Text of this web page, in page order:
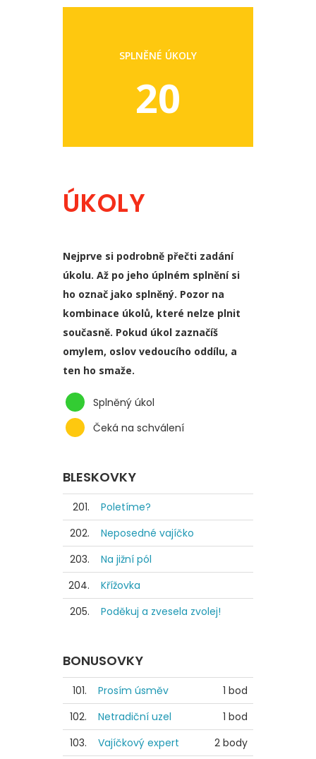
SPLNĚNÉ ÚKOLY
20
ÚKOLY
Nejprve si podrobně přečti zadání
úkolu. Až po jeho úplném splnění si
ho označ jako splněný. Pozor na
kombinace úkolů, které nelze plnit
současně. Pokud úkol zaznačíš
omylem, oslov vedoucího oddílu, a
ten ho smaže.
Splněný úkol
Čeká na schválení
BLESKOVKY
201.
Poletíme?
202.
Neposedné vajíčko
203.
Na jižní pól
204.
Křížovka
205.
Poděkuj a zvesela zvolej!
BONUSOVKY
101. Prosím úsměv
1 bod
102.
Netradiční uzel
1 bod
103.
Vajíčkový expert
2 body